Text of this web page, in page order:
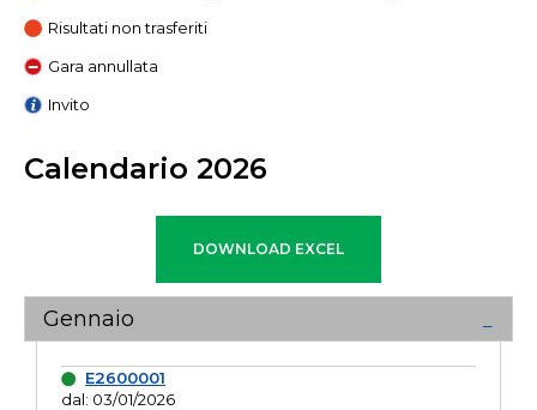
Risultati non trasferiti
Gara annullata
Invito
Calendario 2026
Gennaio
E2600001
dal: 03/01/2026